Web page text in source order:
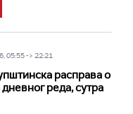
05:55 -> 22:21
расправа о
реда, сутра